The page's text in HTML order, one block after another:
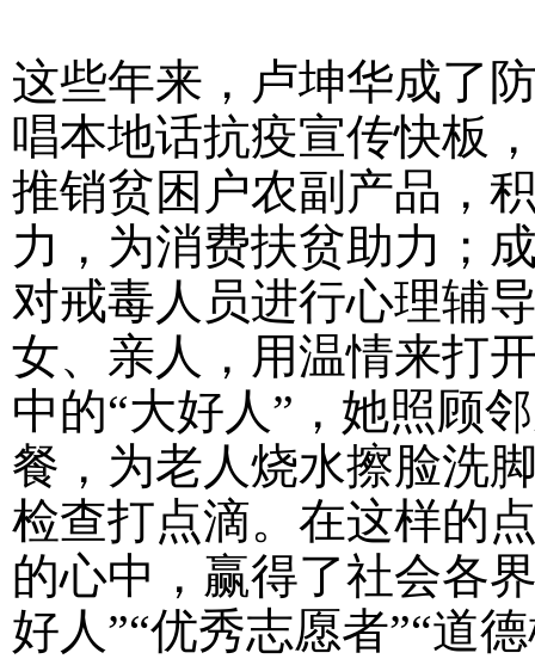
这些年来，卢坤华成了
唱本地话抗疫宣传快板
推销贫困户农副产品，
力，为消费扶贫助力；
对戒毒人员进行心理辅
女、亲人，用温情来打
中的“大好人”，她照顾
餐，为老人烧水擦脸洗
检查打点滴。在这样的
的心中，赢得了社会各
好人”“优秀志愿者”“道